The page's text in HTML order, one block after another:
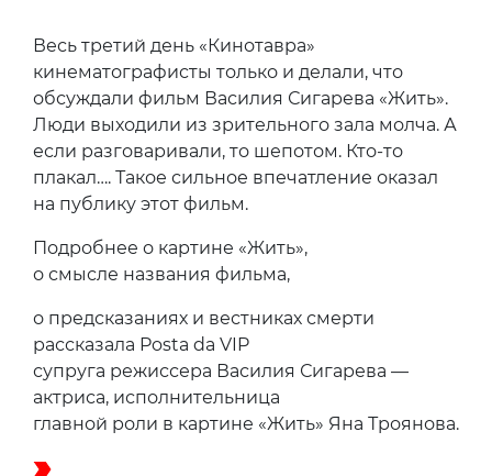
Весь третий день «Кинотавра»
кинематографисты только и делали, что
обсуждали фильм Василия Сигарева «Жить».
Люди выходили из зрительного зала молча. А
если разговаривали, то шепотом. Кто-то
плакал…. Такое сильное впечатление оказал
на публику этот фильм.
Подробнее о картине «Жить»,
о смысле названия фильма,
о предсказаниях и вестниках смерти
рассказала Posta da VIP
супруга режиссера Василия Сигарева —
актриса, исполнительница
главной роли в картине «Жить» Яна Троянова.